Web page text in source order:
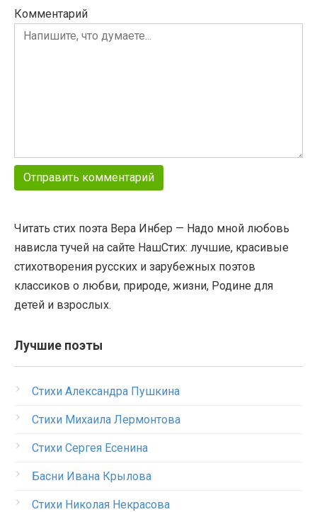
Комментарий
Читать стих поэта Вера Инбер — Надо мной любовь
нависла тучей на сайте НашСтих: лучшие, красивые
стихотворения русских и зарубежных поэтов
классиков о любви, природе, жизни, Родине для
детей и взрослых.
Лучшие поэты
Стихи Александра Пушкина
Стихи Михаила Лермонтова
Стихи Сергея Есенина
Басни Ивана Крылова
Стихи Николая Некрасова